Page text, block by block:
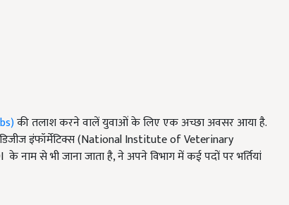
की तलाश करने वालें युवाओं के लिए एक अच्छा अवसर आया है.
इंफॉर्मेटिक्स (National Institute of Veterinary
से भी जाना जाता है, ने अपने विभाग में कई पदों पर भर्तियां